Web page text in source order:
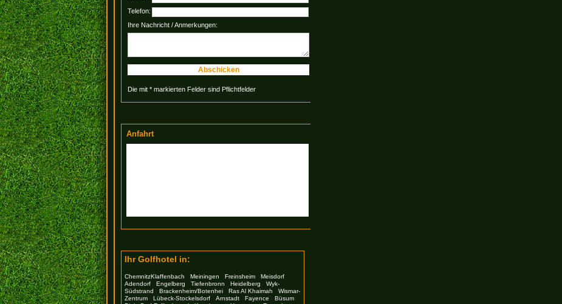
Telefon:
Ihre Nachricht / Anmerkungen:
Abschicken
Die mit * markierten Felder sind Pflichtfelder
Anfahrt
Ihr Golfhotel in:
ChemnitzKlaffenbach Meiningen Freinsheim
Meisdorf
Adendorf
Engelberg Tiefenbronn Heidelberg
Wyk-
Südstrand
Brackenheim/Botenhei Ras Al Khaimah
Wismar-
Zentrum
Lübeck-Stockelsdorf Arnstadt Fayence
Büsum